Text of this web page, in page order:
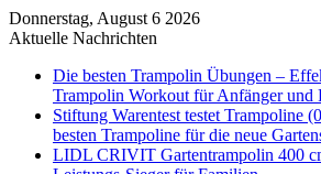
Donnerstag, August 6 2026
Aktuelle Nachrichten
Die besten Trampolin Übungen –
Trampolin Workout für Anfänger und
Stiftung Warentest testet Trampoline
besten Trampoline für die neue
LIDL CRIVIT Gartentrampolin 400